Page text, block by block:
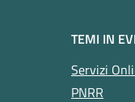
TEMI IN
Servizi
PNRR